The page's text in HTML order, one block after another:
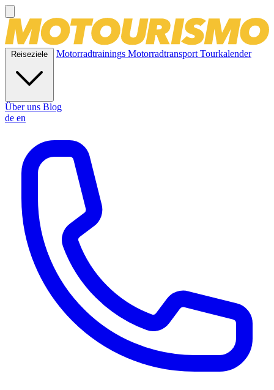
Reiseziele Motorradtrainings MotorradtransportTourkalender
Über uns Blog
de en